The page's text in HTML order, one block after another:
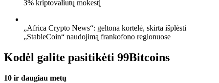
3% kriptovaliutų mokestį
„Africa Crypto News“: geltona kortelė, skirta išplėsti
„StableCoin“ naudojimą frankofono regionuose
Kodėl galite pasitikėti 99Bitcoins
10 ir daugiau metų